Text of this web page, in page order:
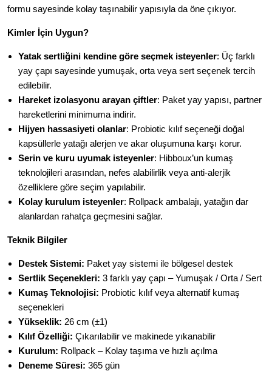
formu sayesinde kolay taşınabilir yapısıyla da öne çıkıyor.
Kimler İçin Uygun?
Yatak sertliğini kendine göre seçmek isteyenler: Üç farklı
yay çapı sayesinde yumuşak, orta veya sert seçenek tercih
edilebilir.
Hareket izolasyonu arayan çiftler: Paket yay yapısı, partner
hareketlerini minimuma indirir.
Hijyen hassasiyeti olanlar: Probiotic kılıf seçeneği doğal
kapsüllerle yatağı alerjen ve akar oluşumuna karşı korur.
Serin ve kuru uyumak isteyenler: Hibboux’un kumaş
teknolojileri arasından, nefes alabilirlik veya anti-alerjik
özelliklere göre seçim yapılabilir.
Kolay kurulum isteyenler: Rollpack ambalajı, yatağın dar
alanlardan rahatça geçmesini sağlar.
Teknik Bilgiler
Destek Sistemi: Paket yay sistemi ile bölgesel destek
Sertlik Seçenekleri: 3 farklı yay çapı – Yumuşak / Orta / Sert
Kumaş Teknolojisi: Probiotic kılıf veya alternatif kumaş
seçenekleri
Yükseklik: 26 cm (±1)
Kılıf Özelliği: Çıkarılabilir ve makinede yıkanabilir
Kurulum: Rollpack – Kolay taşıma ve hızlı açılma
Deneme Süresi: 365 gün